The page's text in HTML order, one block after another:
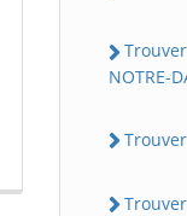
NOTRE-